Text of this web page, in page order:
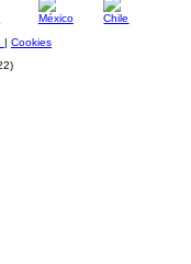
| Cookies